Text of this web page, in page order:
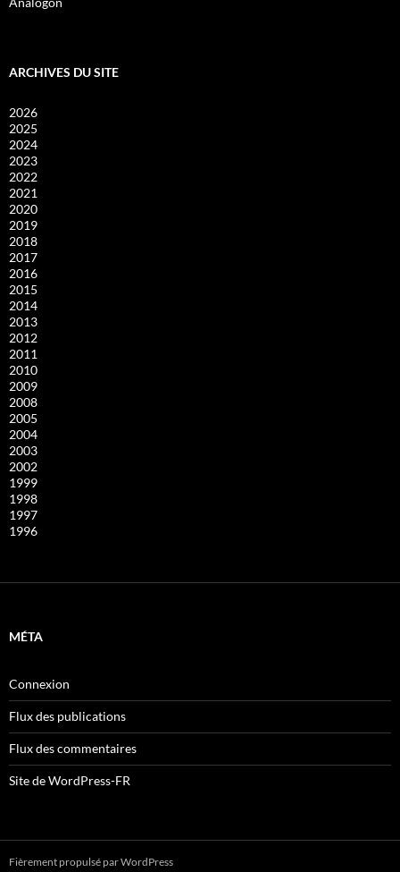
ARCHIVES DU SITE
2026
2025
2024
2023
2022
2021
2020
2019
2018
2017
2016
2015
2014
2013
2012
2011
2010
2009
2008
2005
2004
2003
2002
1999
1998
1997
1996
MÉTA
Connexion
Flux des publications
Flux des commentaires
Site de WordPress-FR
Fièrement propulsé par WordPress